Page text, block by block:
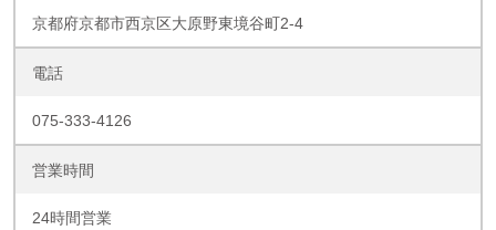
京都府京都市西京区大原野東境谷町2-4
電話
075-333-4126
営業時間
24時間営業